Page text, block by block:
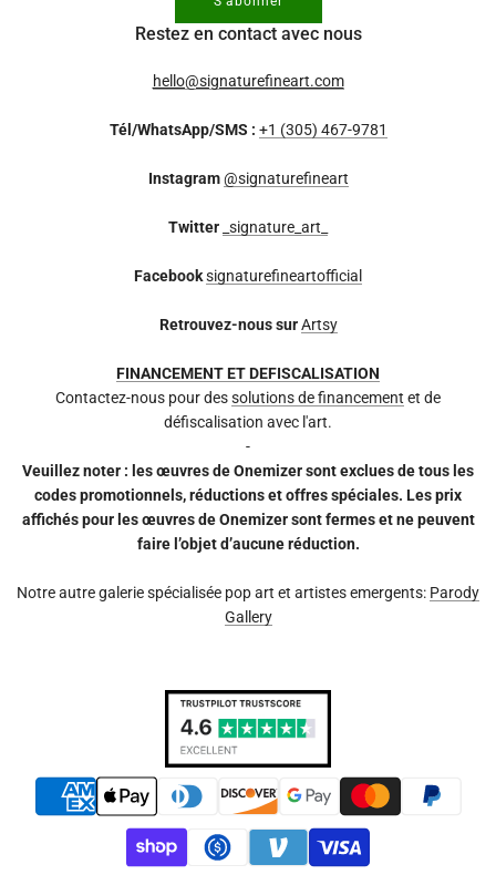
Restez en contact avec nous
hello@signaturefineart.com
Tél/WhatsApp/SMS : +1 (305) 467-9781
Instagram @signaturefineart
Twitter _signature_art_
Facebooksignaturefineartofficial
Retrouvez-nous sur Artsy
FINANCEMENT ET DEFISCALISATION
Contactez-nous pour dessolutions de financement et de
défiscalisation avec l'art.
-
Veuillez noter : les œuvres de Onemizer sont exclues de tous les
codes promotionnels, réductions et offres spéciales. Les prix
affichés pour les œuvres de Onemizer sont fermes et ne peuvent
faire l’objet d’aucune réduction.
Notre autre galerie spécialisée pop art et artistes emergents: Parody
Gallery